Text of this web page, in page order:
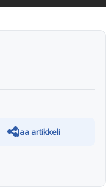
Jaa artikkeli